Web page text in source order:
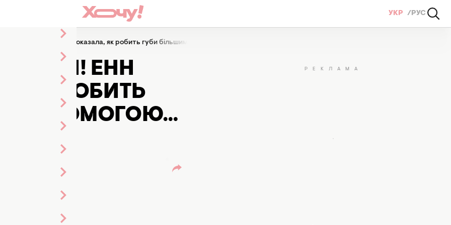
УКР РУС
бачили! Енн Гетевей показала, як робить губи більшими за допомогою… невидимки (ВІДЕО)
ЕНН
ЯК РОБИТЬ
ДОПОМОГОЮ…